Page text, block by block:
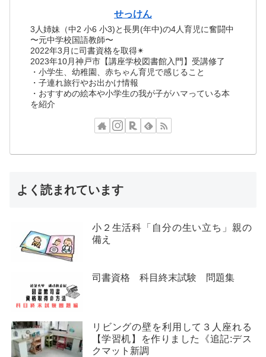
せっけん
3人姉妹（中2 小6 小3)と長男(年中)の4人育児に奮闘中
〜元中学校国語教師〜
2022年3月に司書資格を取得✴︎
2023年10月神戸市【講座学校図書館入門】受講修了
・小学生、幼稚園、赤ちゃん育児で感じること
・子連れ旅行やお出かけ情報
・おすすめの絵本や小学生の我が子がハマっている本
を紹介
よく読まれています
小２生活科「自分の生い立ち」親の
備え
司書資格 科目終末試験 問題集
リビングの壁を利用して３人座れる
【学習机】を作りました《追記:デス
クマット新調